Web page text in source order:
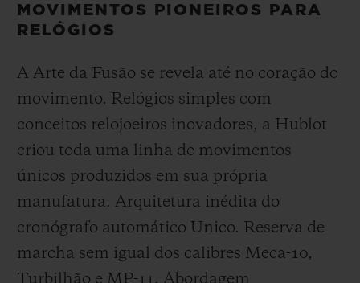
MOVIMENTOS PIONEIROS PARA
RELÓGIOS
A Arte da Fusão se revela até no coração do
movimento. Relógios simples com
conceitos relojoeiros inovadores, a Hublot
criou toda uma linha de movimentos
únicos produzidos em sua própria
manufatura. Arquitetura inédita do
cronógrafo automático Unico. Reserva de
marcha sem igual dos calibres Meca-10,
Turbilhão e MP-11. Abordagem